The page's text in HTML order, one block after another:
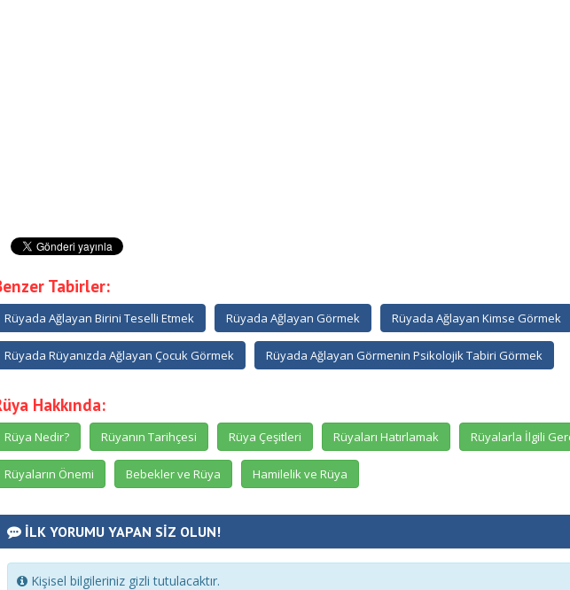
Tabirler:
Rüyada Ağlayan Birini Teselli Etmek Rüyada Ağlayan Görmek Rüyada Ağlayan Kimse Görmek
Rüyada Rüyanızda Ağlayan Çocuk Görmek Rüyada Ağlayan Görmenin Psikolojik Tabiri Görmek
Hakkında:
Rüya Nedir? Rüyanın Tarihçesi Rüya Çeşitleri Rüyaları Hatırlamak Rüyalarla İlgili
Rüyaların Önemi Bebekler ve Rüya Hamilelik ve Rüya
İLK YORUMU YAPAN SİZ OLUN!
Kişisel bilgileriniz gizli tutulacaktır.